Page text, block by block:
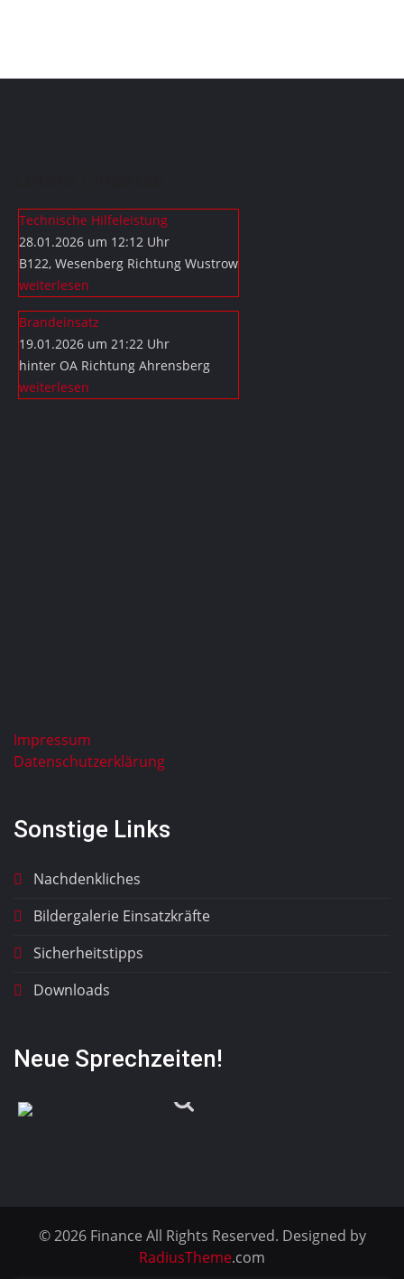
Technische Hilfeleistung
28.01.2026 um 12:12 Uhr
B122, Wesenberg Richtung Wustrow
weiterlesen
Brandeinsatz
19.01.2026 um 21:22 Uhr
hinter OA Richtung Ahrensberg
weiterlesen
Impressum
Datenschutzerklärung
Sonstige Links
Nachdenkliches
Bildergalerie Einsatzkräfte
Sicherheitstipps
Downloads
Neue Sprechzeiten!
© 2026 Finance All Rights Reserved. Designed by
RadiusTheme.com